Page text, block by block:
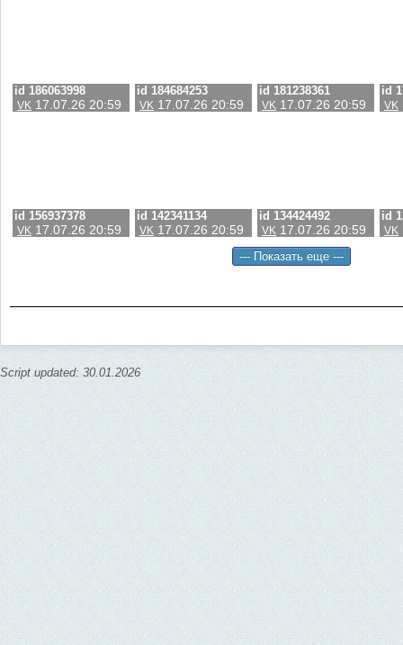
id 186063998
VK 17.07.26 20:59
id 184684253
VK 17.07.26 20:59
id 181238361
VK 17.07.26 20:59
id
VK
id 156937378
VK 17.07.26 20:59
id 142341134
VK 17.07.26 20:59
id 134424492
VK 17.07.26 20:59
id
VK
Script updated: 30.01.2026